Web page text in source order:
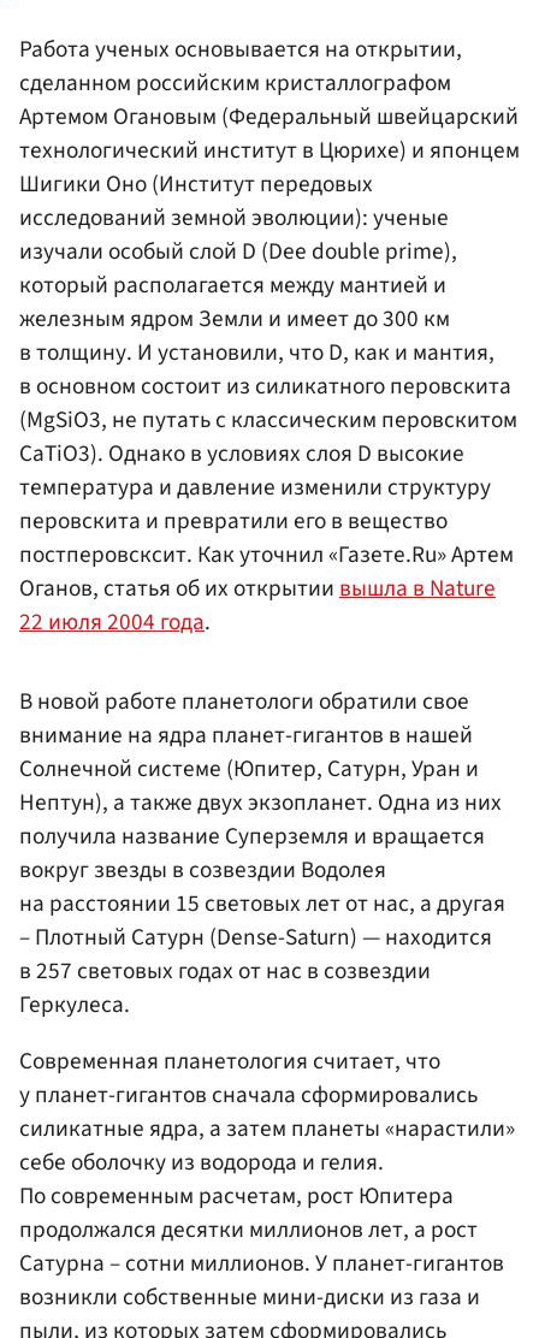
Работа ученых основывается на открытии,
сделанном российским кристаллографом
Артемом Огановым (Федеральный швейцарский
технологический институт в Цюрихе) и японцем
Шигики Оно (Институт передовых
исследований земной эволюции): ученые
изучали особый слой D (Dee double prime),
который располагается между мантией и
железным ядром Земли и имеет до 300 км
в толщину. И установили, что D, как и мантия,
в основном состоит из силикатного перовскита
(MgSiO3, не путать с классическим перовскитом
CaTiO3). Однако в условиях слоя D высокие
температура и давление изменили структуру
перовскита и превратили его в вещество
постперовсксит. Как уточнил «Газете.Ru» Артем
Оганов, статья об их открытиивышла в Nature
22 июля 2004 года.
В новой работе планетологи обратили свое
внимание на ядра планет-гигантов в нашей
Солнечной системе (Юпитер, Сатурн, Уран и
Нептун), а также двух экзопланет. Одна из них
получила название Суперземля и вращается
вокруг звезды в созвездии Водолея
на расстоянии 15 световых лет от нас, а другая
– Плотный Сатурн (Dense-Saturn) — находится
в 257 световых годах от нас в созвездии
Геркулеса.
Современная планетология считает, что
у планет-гигантов сначала сформировались
силикатные ядра, а затем планеты «нарастили»
себе оболочку из водорода и гелия.
По современным расчетам, рост Юпитера
продолжался десятки миллионов лет, а рост
Сатурна – сотни миллионов. У планет-гигантов
возникли собственные мини-диски из газа и
пыли, из которых затем сформировались